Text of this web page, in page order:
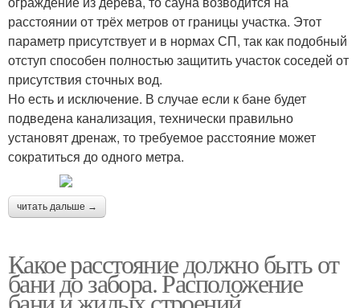
расстоянии от трёх метров от границы участка. Этот
параметр присутствует и в нормах СП, так как подобный
отступ способен полностью защитить участок соседей от
присутствия сточных вод.
Но есть и исключение. В случае если к бане будет
подведена канализация, технически правильно
установят дренаж, то требуемое расстояние может
сократиться до одного метра.
читать дальше →
Какое расстояние должно быть от
бани до забора. Расположение